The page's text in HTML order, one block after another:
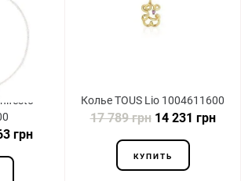
грн
Колье TOUS Lio 1004611600
17 789 грн14 231 грн
КУПИТЬ